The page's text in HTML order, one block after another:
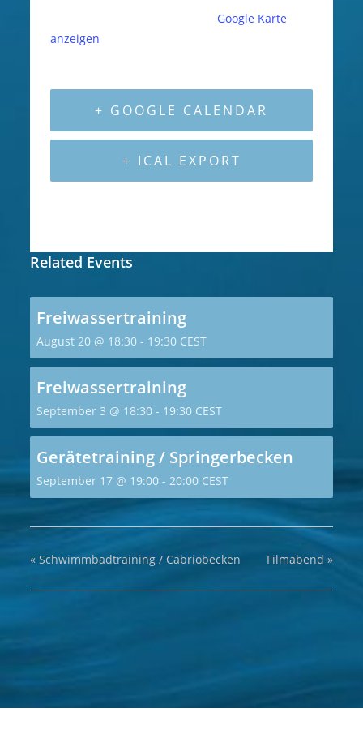
Google Karte
anzeigen
+ GOOGLE CALENDAR
+ ICAL EXPORT
Related Events
Freiwassertraining
August 20 @ 18:30 - 19:30 CEST
Freiwassertraining
September 3 @ 18:30 - 19:30 CEST
Gerätetraining / Springerbecken
September 17 @ 19:00 -20:00 CEST
« Schwimmbadtraining / Cabriobecken Filmabend »